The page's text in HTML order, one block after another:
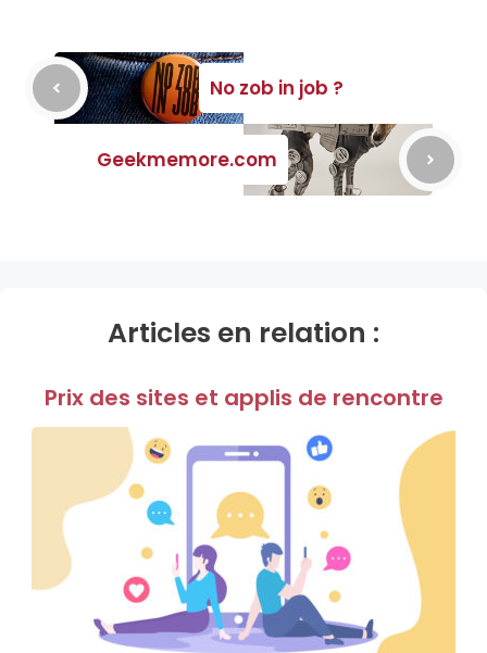
No zob in job ?
Geekmemore.com
Articles en relation :
Prix des sites et applis de rencontre